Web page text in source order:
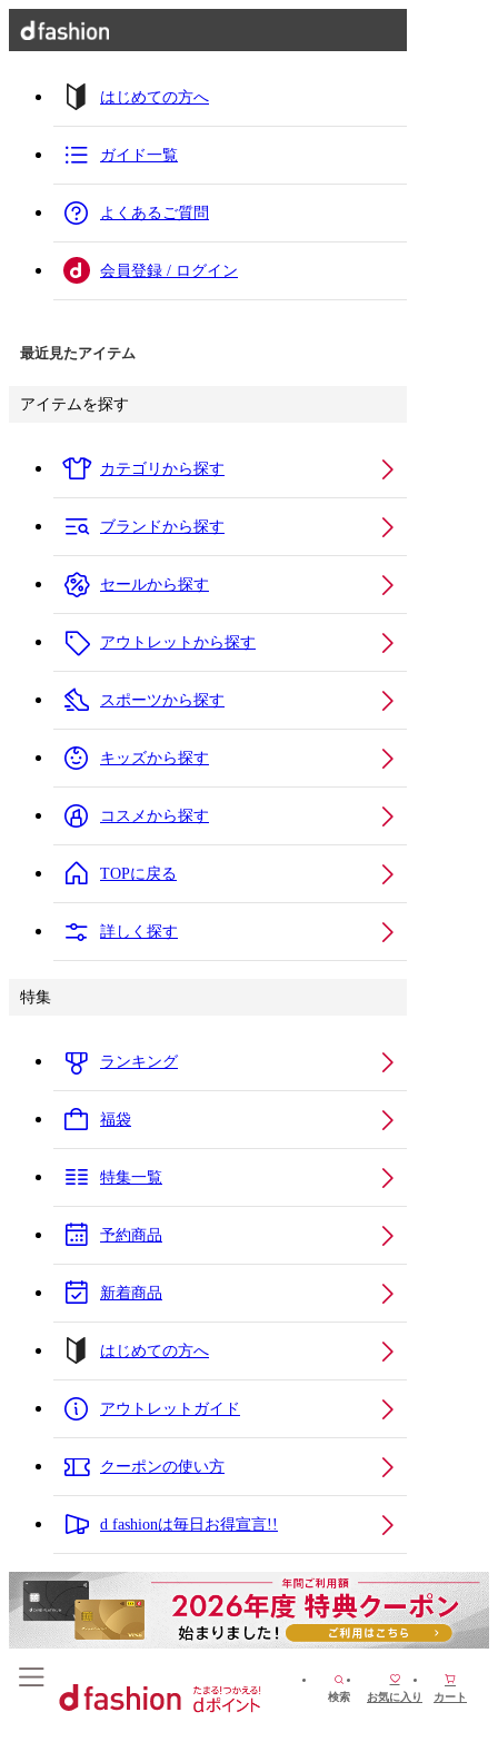
はじめての方へ
ガイド一覧
よくあるご質問
会員登録 / ログイン
最近見たアイテム
アイテムを探す
カテゴリから探す
ブランドから探す
セールから探す
アウトレットから探す
スポーツから探す
キッズから探す
コスメから探す
TOPに戻る
詳しく探す
特集
ランキング
福袋
特集一覧
予約商品
新着商品
はじめての方へ
アウトレットガイド
クーポンの使い方
d fashionは毎日お得宣言!!
検索 お気に入り カート